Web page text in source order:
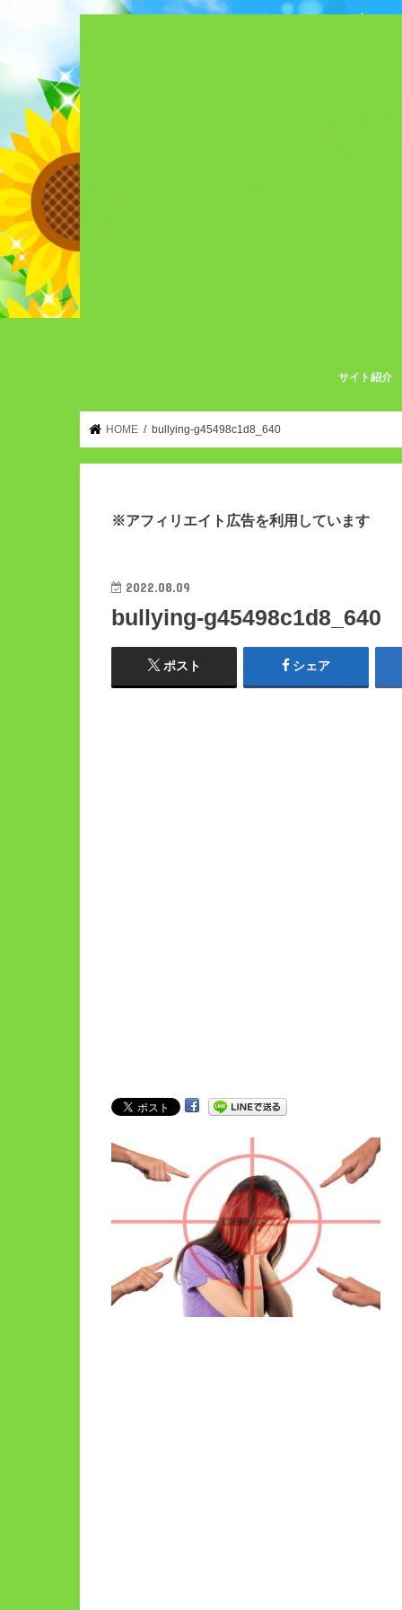
サイト紹介
HOME bullying-g45498c1d8_640
※アフィリエイト広告を利用しています
2022.08.09
bullying-g45498c1d8_640
ポスト シェア